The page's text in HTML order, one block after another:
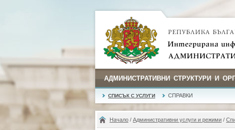
АДМИНИСТРАТИВНИ СТРУКТУРИ И
СПИСЪК С УСЛУГИ СПРАВКИ
Начало / Административни услуги и режими /